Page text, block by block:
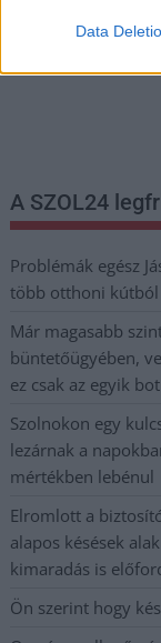
Data
Nem szeretne
A SZOL24
Problémák egész
több otthoni kútból
Már magasabb
büntetőügyében,
ez csak az egyik
Szolnokon egy
lezárnak a
mértékben lebénul
Elromlott a
alapos késések
kimaradás is
Ön szerint hogy